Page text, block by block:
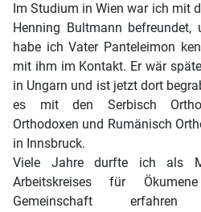
Im Studium in Wien war ich mit
Henning Bultmann
habe ich Vater Panteleimon
mit ihm im Kontakt. Er wär
in Ungarn und ist jetzt dort
es mit den Serbisch
Orthodoxen und Rumänisch
in Innsbruck.
Viele Jahre durfte ich als
Arbeitskreises für
Gemeinschaft